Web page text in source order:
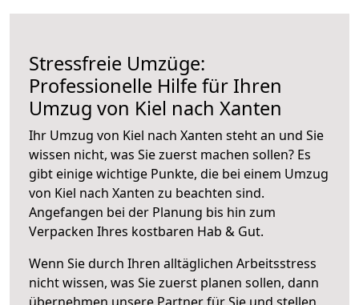
Stressfreie Umzüge:
Professionelle Hilfe für Ihren
Umzug von Kiel nach Xanten
Ihr Umzug von Kiel nach Xanten steht an und Sie
wissen nicht, was Sie zuerst machen sollen? Es
gibt einige wichtige Punkte, die bei einem Umzug
von Kiel nach Xanten zu beachten sind.
Angefangen bei der Planung bis hin zum
Verpacken Ihres kostbaren Hab & Gut.
Wenn Sie durch Ihren alltäglichen Arbeitsstress
nicht wissen, was Sie zuerst planen sollen, dann